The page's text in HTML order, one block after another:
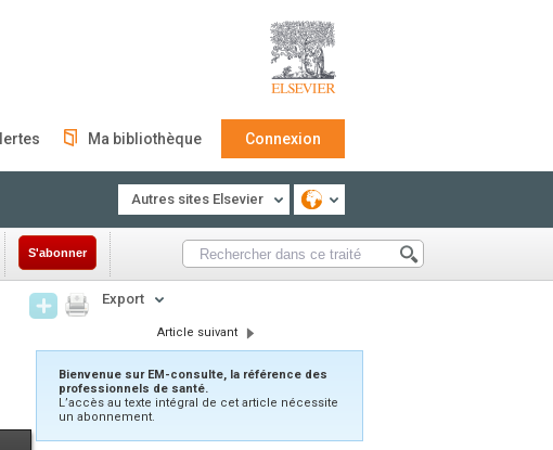
Ma bibliothèque Connexion
Autres sites Elsevier
S'abonner
Export
Article suivant
Bienvenue sur EM-consulte, la référence des
professionnels de santé.
L’accès au texte intégral de cet article nécessite
un abonnement.